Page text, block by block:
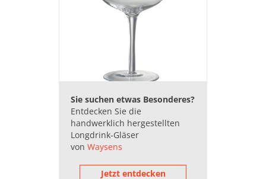
Schleifsteine &
Messerschärfer (12.331)
Servierschalen & -Formen
(30.006)
Tabletts (84.684)
Töpfe (184.709)
Sie suchen etwas Besonderes?
Entdecken Sie die
handwerklich hergestellten
Longdrink-Gläser
von Waysens
Jetzt entdecken